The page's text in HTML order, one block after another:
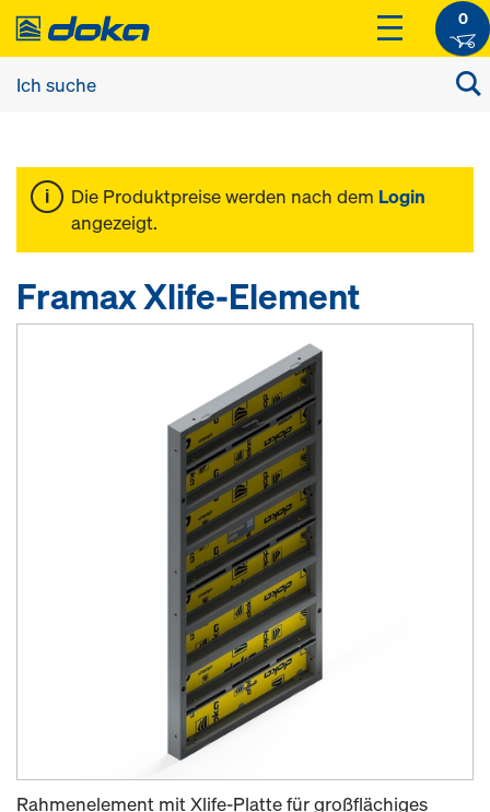
0
Die Produktpreise werden nach dem Login
angezeigt.
Framax Xlife-Element
Rahmenelement mit Xlife-Platte für großflächiges